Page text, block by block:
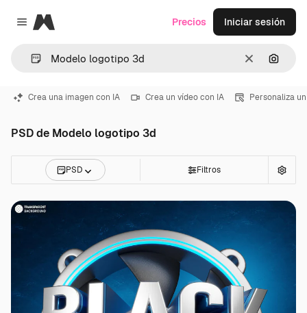
Close menu
Magnific
Borrar
Precios Iniciar sesión
Crea una imagen con IA Crea un vídeo con IA Personaliza
PSD de Modelo logotipo 3d
PSD Filtros